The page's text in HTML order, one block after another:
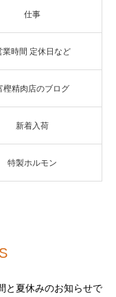
仕事
業時間 定休日など
樫精肉店のブログ
新着入荷
特製ホルモン
と夏休みのお知らせで